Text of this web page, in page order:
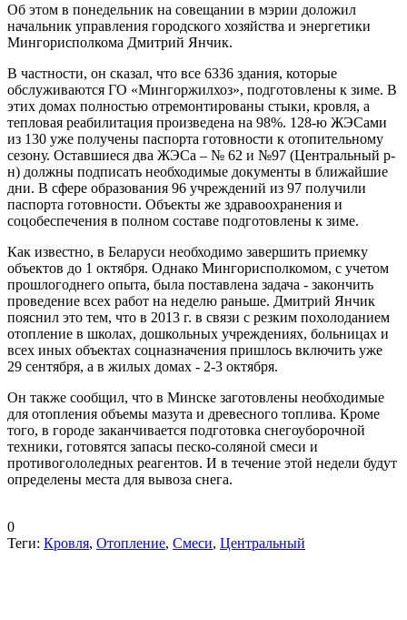
Об этом в понедельник на совещании в мэрии доложил
начальник управления городского хозяйства и энергетики
Мингорисполкома Дмитрий Янчик.
В частности, он сказал, что все 6336 здания, которые
обслуживаются ГО «Мингоржилхоз», подготовлены к зиме. В
этих домах полностью отремонтированы стыки, кровля, а
тепловая реабилитация произведена на 98%. 128-ю ЖЭСами
из 130 уже получены паспорта готовности к отопительному
сезону. Оставшиеся два ЖЭСа – № 62 и №97 (Центральный р-
н) должны подписать необходимые документы в ближайшие
дни. В сфере образования 96 учреждений из 97 получили
паспорта готовности. Объекты же здравоохранения и
соцобеспечения в полном составе подготовлены к зиме.
Как известно, в Беларуси необходимо завершить приемку
объектов до 1 октября. Однако Мингорисполкомом, с учетом
прошлогоднего опыта, была поставлена задача - закончить
проведение всех работ на неделю раньше. Дмитрий Янчик
пояснил это тем, что в 2013 г. в связи с резким похолоданием
отопление в школах, дошкольных учреждениях, больницах и
всех иных объектах соцназначения пришлось включить уже
29 сентября, а в жилых домах - 2-3 октября.
Он также сообщил, что в Минске заготовлены необходимые
для отопления объемы мазута и древесного топлива. Кроме
того, в городе заканчивается подготовка снегоуборочной
техники, готовятся запасы песко-соляной смеси и
противогололедных реагентов. И в течение этой недели будут
определены места для вывоза снега.
0
Теги: Кровля, Отопление, Смеси, Центральный